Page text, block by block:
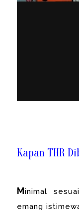
Kapan THR
Minimal
emang